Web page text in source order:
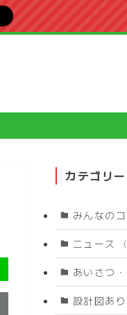
カテゴリー
みんなの
ニュース
あいさつ
設計図あ